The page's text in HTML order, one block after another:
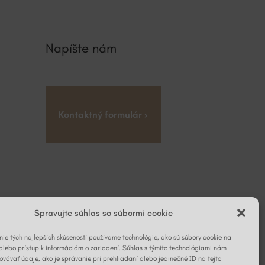
Spravujte súhlas so súbormi cookie
tých najlepších skúseností používame technológie, ako sú súbory cookie na
prístup k informáciám o zariadení. Súhlas s týmito technológiami nám
údaje, ako je správanie pri prehliadaní alebo jedinečné ID na tejto
Napíšte nám
Kontaktný formulár ›